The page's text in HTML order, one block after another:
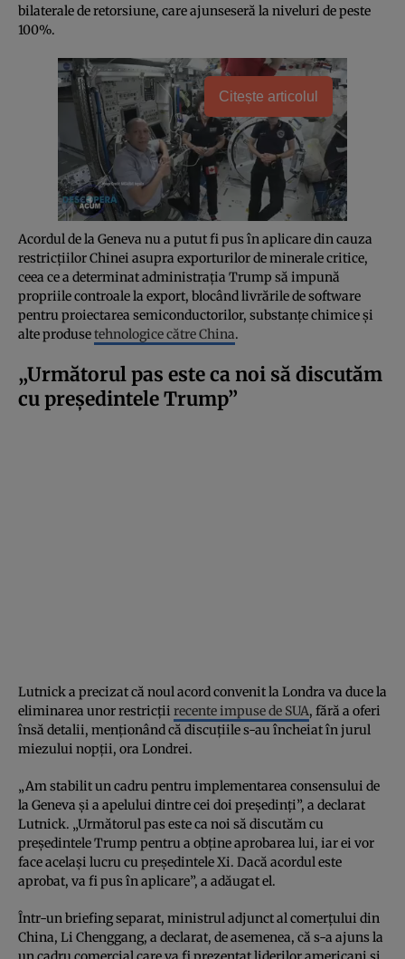
bilaterale de retorsiune, care ajunseseră la niveluri de peste
100%.
Citește articolul
Acordul de la Geneva nu a putut fi pus în aplicare din cauza
restricțiilor Chinei asupra exporturilor de minerale critice,
ceea ce a determinat administrația Trump să impună
propriile controale la export, blocând livrările de software
pentru proiectarea semiconductorilor, substanțe chimice și
alte produsetehnologice către China.
„Următorul pas este ca noi să discutăm
cu președintele Trump”
Lutnick a precizat că noul acord convenit la Londra va duce la
eliminarea unor restricții recente impuse de SUA, fără a oferi
însă detalii, menționând că discuțiile s-au încheiat în jurul
miezului nopții, ora Londrei.
„Am stabilit un cadru pentru implementarea consensului de
la Geneva și a apelului dintre cei doi președinți”, a declarat
Lutnick. „Următorul pas este ca noi să discutăm cu
președintele Trump pentru a obține aprobarea lui, iar ei vor
face același lucru cu președintele Xi. Dacă acordul este
aprobat, va fi pus în aplicare”, a adăugat el.
Într-un briefing separat, ministrul adjunct al comerțului din
China, Li Chenggang, a declarat, de asemenea, că s-a ajuns la